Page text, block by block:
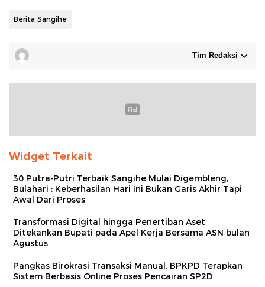
Berita Sangihe
Tim Redaksi
Widget Terkait
30 Putra-Putri Terbaik Sangihe Mulai Digembleng,
Bulahari : Keberhasilan Hari Ini Bukan Garis Akhir Tapi
Awal Dari Proses
Transformasi Digital hingga Penertiban Aset
Ditekankan Bupati pada Apel Kerja Bersama ASN bulan
Agustus
Pangkas Birokrasi Transaksi Manual, BPKPD Terapkan
Sistem Berbasis Online Proses Pencairan SP2D